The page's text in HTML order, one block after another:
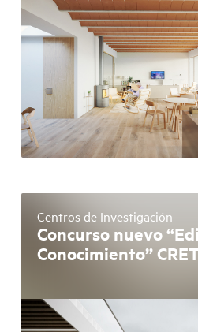
Centros de Investigación
Concurso nuevo
Conocimiento”